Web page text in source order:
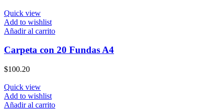
Quick view
Add to wishlist
Añadir al carrito
Carpeta con 20 Fundas A4
$100.20
Quick view
Add to wishlist
Añadir al carrito